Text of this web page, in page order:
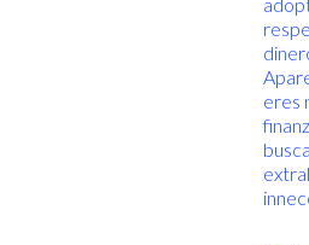
eres